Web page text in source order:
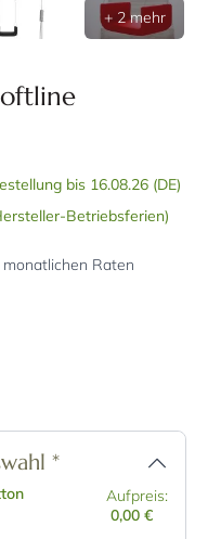
+ 2 mehr
bis 16.08.26 (DE)
Betriebsferien)
Raten
*
Aufpreis:
0,00 €